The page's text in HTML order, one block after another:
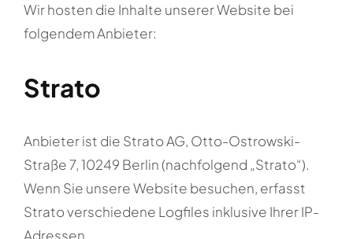
Wir hosten die Inhalte unserer Website bei
folgendem Anbieter:
Strato
Anbieter ist die Strato AG, Otto-Ostrowski-
Straße 7, 10249 Berlin (nachfolgend „Strato“).
Wenn Sie unsere Website besuchen, erfasst
Strato verschiedene Logfiles inklusive Ihrer IP-
Adressen.